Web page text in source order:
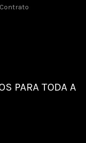
PARA TODA A